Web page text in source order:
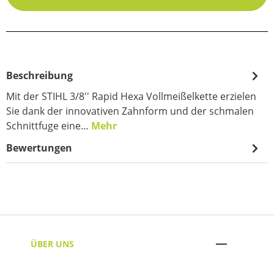
Beschreibung
Mit der STIHL 3/8'' Rapid Hexa Vollmeißelkette erzielen
Sie dank der innovativen Zahnform und der schmalen
Schnittfuge eine… Mehr
Bewertungen
ÜBER UNS